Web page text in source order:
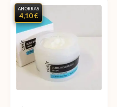
AHORRAS
4,10 €